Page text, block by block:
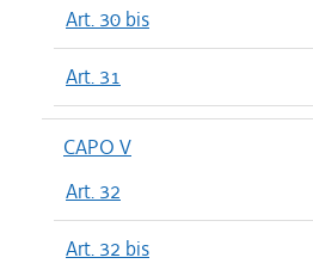
Art. 30 bis
Art. 31
CAPO V
Art. 32
Art. 32 bis